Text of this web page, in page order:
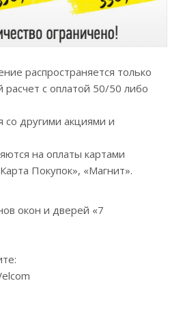
распространяется только
расчет с оплатой 50/50 либо
со другими акциями и
на оплаты картами
Покупок», «Магнит».
окон и дверей «7